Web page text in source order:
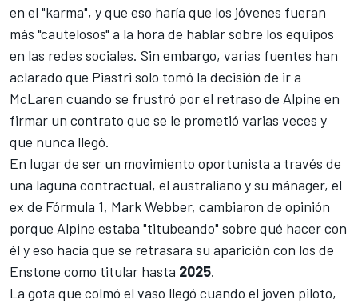
en el "karma", y que eso haría que los jóvenes fueran
más "cautelosos" a la hora de hablar sobre los equipos
en las redes sociales. Sin embargo, varias fuentes han
aclarado que Piastri solo tomó la decisión de ir a
McLaren cuando se frustró por el retraso de Alpine en
firmar un contrato que se le prometió varias veces y
que nunca llegó.
En lugar de ser un movimiento oportunista a través de
una laguna contractual, el australiano y su mánager, el
ex de Fórmula 1, Mark Webber, cambiaron de opinión
porque Alpine estaba "titubeando" sobre qué hacer con
él y eso hacía que se retrasara su aparición con los de
Enstone como titular hasta 2025.
La gota que colmó el vaso llegó cuando el joven piloto,